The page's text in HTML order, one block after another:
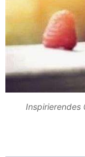
Inspirierendes